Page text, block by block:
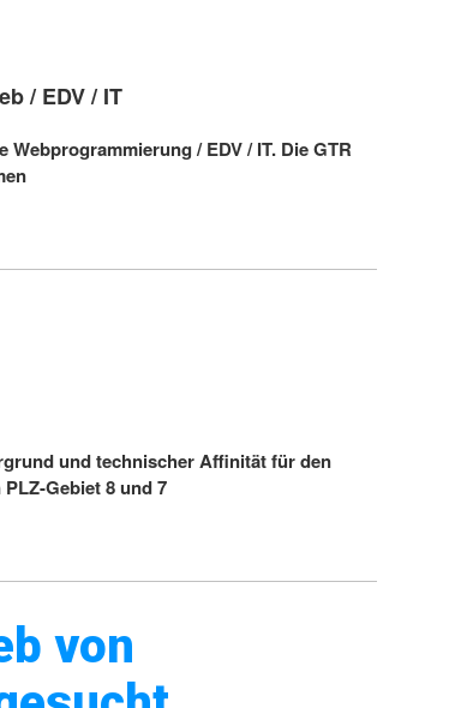
/ EDV / IT
/ EDV / IT. Die GTR
und technischer Affinität für den
Gebiet 8 und 7
von